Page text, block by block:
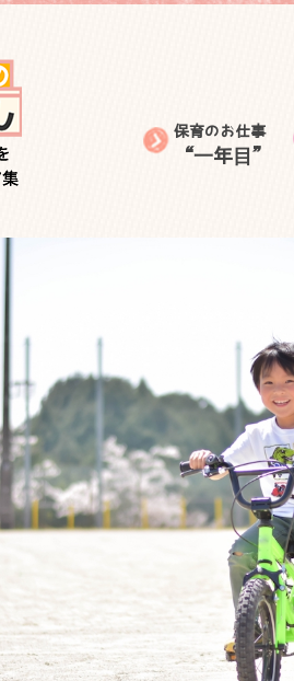
保育のお仕事
“一年目”
外遊び
手作りおもちゃ